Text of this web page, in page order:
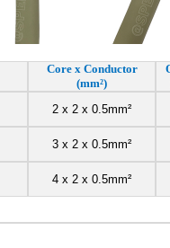
Core x Conductor
(mm²)
2 x 2 x 0.5mm²
3 x 2 x 0.5mm²
4 x 2 x 0.5mm²